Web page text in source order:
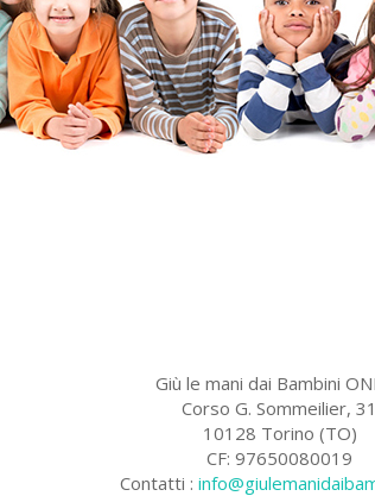
Giù le mani dai Bambini
Corso G. Sommeilier, 31
10128 Torino (TO)
CF: 97650080019
Contatti :